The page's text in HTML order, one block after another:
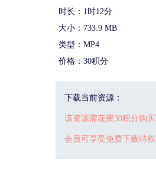
时长：1时12分
大小：733.9 MB
类型：MP4
价格：30积分
下载当前资源：
该资源需花费30积分购买
会员可享受免费下载特权